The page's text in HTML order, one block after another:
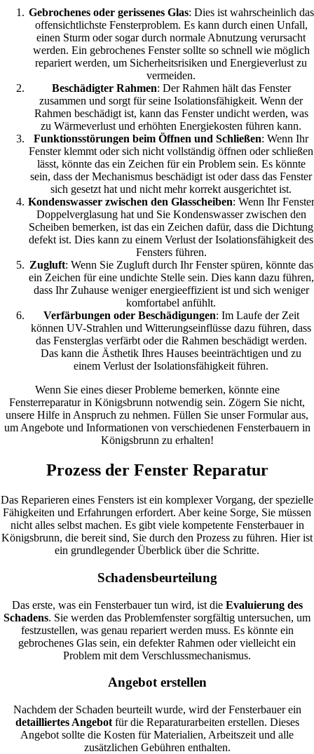
Gebrochenes oder gerissenes Glas: Dies ist wahrscheinlich das
offensichtlichste Fensterproblem. Es kann durch einen Unfall,
einen Sturm oder sogar durch normale Abnutzung verursacht
werden. Ein gebrochenes Fenster sollte so schnell wie möglich
repariert werden, um Sicherheitsrisiken und Energieverlust zu
vermeiden.
Beschädigter Rahmen: Der Rahmen hält das Fenster
zusammen und sorgt für seine Isolationsfähigkeit. Wenn der
Rahmen beschädigt ist, kann das Fenster undicht werden, was
zu Wärmeverlust und erhöhten Energiekosten führen kann.
Funktionsstörungen beim Öffnen und Schließen: Wenn Ihr
Fenster klemmt oder sich nicht vollständig öffnen oder schließen
lässt, könnte das ein Zeichen für ein Problem sein. Es könnte
sein, dass der Mechanismus beschädigt ist oder dass das Fenster
sich gesetzt hat und nicht mehr korrekt ausgerichtet ist.
Kondenswasser zwischen den Glasscheiben: Wenn Ihr Fenster
Doppelverglasung hat und Sie Kondenswasser zwischen den
Scheiben bemerken, ist das ein Zeichen dafür, dass die Dichtung
defekt ist. Dies kann zu einem Verlust der Isolationsfähigkeit des
Fensters führen.
Zugluft: Wenn Sie Zugluft durch Ihr Fenster spüren, könnte das
ein Zeichen für eine undichte Stelle sein. Dies kann dazu führen,
dass Ihr Zuhause weniger energieeffizient ist und sich weniger
komfortabel anfühlt.
Verfärbungen oder Beschädigungen: Im Laufe der Zeit
können UV-Strahlen und Witterungseinflüsse dazu führen, dass
das Fensterglas verfärbt oder die Rahmen beschädigt werden.
Das kann die Ästhetik Ihres Hauses beeinträchtigen und zu
einem Verlust der Isolationsfähigkeit führen.
Wenn Sie eines dieser Probleme bemerken, könnte eine
Fensterreparatur in Königsbrunn notwendig sein. Zögern Sie nicht,
unsere Hilfe in Anspruch zu nehmen. Füllen Sie unser Formular aus,
um Angebote und Informationen von verschiedenen Fensterbauern in
Königsbrunn zu erhalten!
Prozess der Fenster Reparatur
Das Reparieren eines Fensters ist ein komplexer Vorgang, der spezielle
Fähigkeiten und Erfahrungen erfordert. Aber keine Sorge, Sie müssen
nicht alles selbst machen. Es gibt viele kompetente Fensterbauer in
Königsbrunn, die bereit sind, Sie durch den Prozess zu führen. Hier ist
ein grundlegender Überblick über die Schritte.
Schadensbeurteilung
Das erste, was ein Fensterbauer tun wird, ist die Evaluierung des
Schadens. Sie werden das Problemfenster sorgfältig untersuchen, um
festzustellen, was genau repariert werden muss. Es könnte ein
gebrochenes Glas sein, ein defekter Rahmen oder vielleicht ein
Problem mit dem Verschlussmechanismus.
Angebot erstellen
Nachdem der Schaden beurteilt wurde, wird der Fensterbauer ein
detailliertes Angebotfür die Reparaturarbeiten erstellen. Dieses
Angebot sollte die Kosten für Materialien, Arbeitszeit und alle
zusätzlichen Gebühren enthalten.